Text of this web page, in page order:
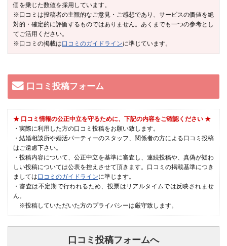
価を乗じた数値を採用しています。
※口コミは投稿者の主観的なご意見・ご感想であり、サービスの価値を絶
対的・確定的に評価するものではありません。あくまでも一つの参考とし
てご活用ください。
※口コミの掲載は口コミのガイドラインに準じています。
口コミ投稿フォーム
★ 口コミ情報の公正中立を守るために、下記の内容をご確認ください ★
・実際に利用した方の口コミ投稿をお願い致します。
・結婚相談所や婚活パーティーのスタッフ、関係者の方による口コミ投稿
はご遠慮下さい。
・投稿内容について、公正中立を基準に審査し、連続投稿や、真偽が疑わ
しい投稿については公表を控えさせて頂きます。口コミの掲載基準につき
ましては口コミのガイドラインに準じます。
・審査は不定期で行われるため、投票はリアルタイムでは反映されませ
ん。
※投稿していただいた方のプライバシーは厳守致します。
口コミ投稿フォームへ